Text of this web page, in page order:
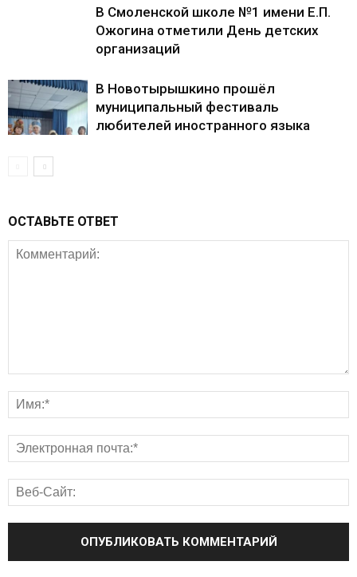
В Смоленской школе №1 имени Е.П.
Ожогина отметили День детских
организаций
В Новотырышкино прошёл
муниципальный фестиваль
любителей иностранного языка
ОСТАВЬТЕ ОТВЕТ